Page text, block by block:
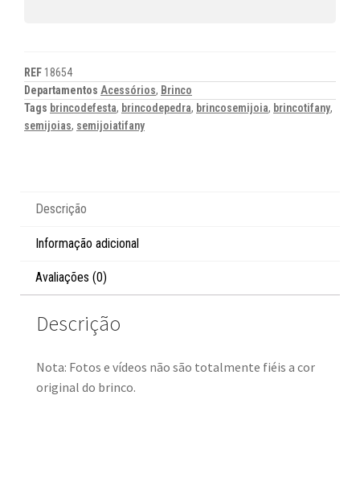
REF 18654
Departamentos Acessórios, Brinco
Tags brincodefesta, brincodepedra, brincosemijoia, brincotifany,
semijoias, semijoiatifany
Descrição
Informação adicional
Avaliações (0)
Descrição
Nota: Fotos e vídeos não são totalmente fiéis a cor
original do brinco.